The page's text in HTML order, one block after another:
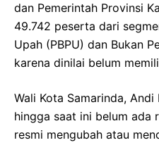
dan Pemerintah Provinsi
49.742 peserta dari
Upah (PBPU) dan Bukan
karena dinilai belum
Wali Kota Samarinda,
hingga saat ini belum ada
resmi mengubah atau